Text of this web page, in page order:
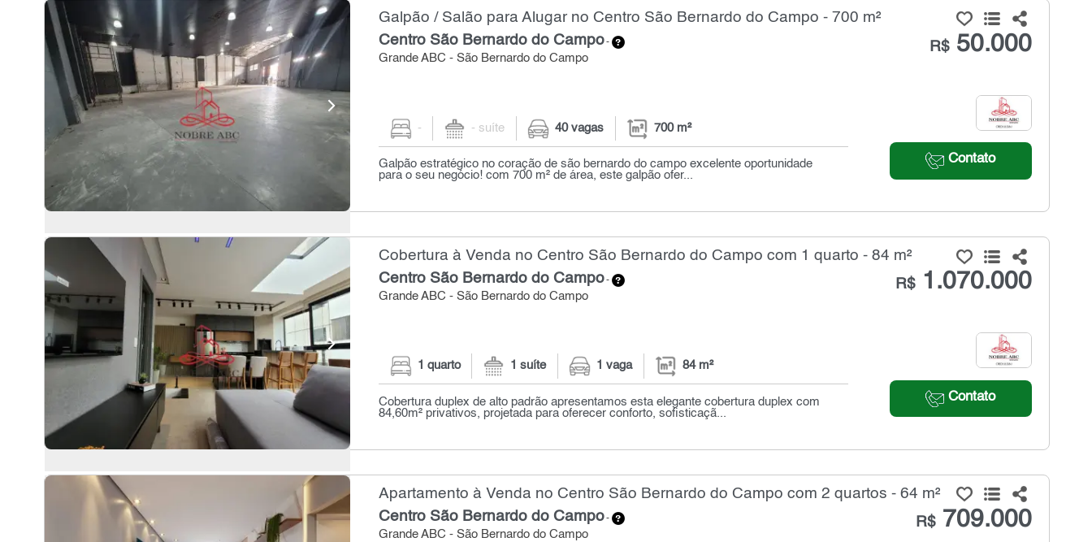
Galpão / Salão para Alugar no Centro São Bernardo do Campo - 700 m²
Centro São Bernardo do Campo-
Grande ABC - São Bernardo do Campo
R$50.000
Contato
- - suíte 40 vagas 700 m²
Galpão estratégico no coração de são bernardo do campo excelente oportunidade
para o seu negócio! com 700 m² de área, este galpão ofer...
Cobertura à Venda no Centro São Bernardo do Campo com 1 quarto - 84 m²
Centro São Bernardo do Campo-
Grande ABC - São Bernardo do Campo
R$1.070.000
Contato
1 quarto 1 suíte 1 vaga 84 m²
Cobertura duplex de alto padrão apresentamos esta elegante cobertura duplex com
84,60m² privativos, projetada para oferecer conforto, sofisticaçã...
Apartamento à Venda no Centro São Bernardo do Campo com 2 quartos - 64 m²
Centro São Bernardo do Campo-
Grande ABC - São Bernardo do Campo
R$709.000